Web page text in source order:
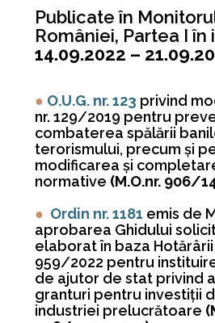
Publicate în
României, Partea I în
14.09.2022 –
● O.U.G. nr. 123 privind
nr. 129/2019 pentru
combaterea spălării
terorismului, precum şi
modificarea şi
normative (M.O.nr. 906/
● Ordin nr. 1181 emis de
aprobarea Ghidului
elaborat în baza Hotărârii
959/2022 pentru
de ajutor de stat privind
granturi pentru investiţii
industriei prelucrătoare